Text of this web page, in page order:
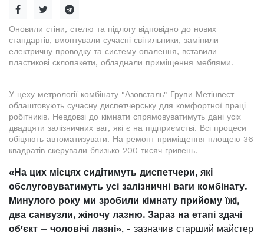
Оновили стіни, стелю та підлогу відповідно до нових
стандартів, вмонтували сучасні світильники, замінили
електричну проводку та систему опалення, вставили
пластикові склопакети, обладнали приміщення меблями.
У цеху метрології комбінату "Азовсталь" Групи Метінвест
облаштовують сучасну диспетчерську для комфортної праці
робітників. Невдовзі до кімнати спрямовуватимуть дані усіх
двадцяти залізничних ваг, які є на підприємстві. Всі процеси
обіцяють автоматизувати. На ремонт приміщення площею 36
квадратів скерували близько 200 тисяч гривень.
«На цих місцях сидітимуть диспетчери, які
обслуговуватимуть усі залізничні ваги комбінату.
Минулого року ми зробили кімнату прийому їжі,
два санвузли, жіночу лазню. Зараз на етапі здачі
об'єкт – чоловічі лазні», - зазначив старший майстер